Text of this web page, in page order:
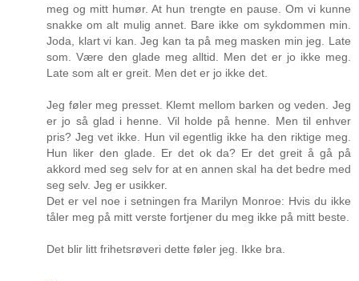
meg og mitt humør. At hun trengte en pause. Om vi kunne
snakke om alt mulig annet. Bare ikke om sykdommen min.
Joda, klart vi kan. Jeg kan ta på meg masken min jeg. Late
som. Være den glade meg alltid. Men det er jo ikke meg.
Late som alt er greit. Men det er jo ikke det.
Jeg føler meg presset. Klemt mellom barken og veden. Jeg
er jo så glad i henne. Vil holde på henne. Men til enhver
pris? Jeg vet ikke. Hun vil egentlig ikke ha den riktige meg.
Hun liker den glade. Er det ok da? Er det greit å gå på
akkord med seg selv for at en annen skal ha det bedre med
seg selv. Jeg er usikker.
Det er vel noe i setningen fra Marilyn Monroe: Hvis du ikke
tåler meg på mitt verste fortjener du meg ikke på mitt beste.
Det blir litt frihetsrøveri dette føler jeg. Ikke bra.